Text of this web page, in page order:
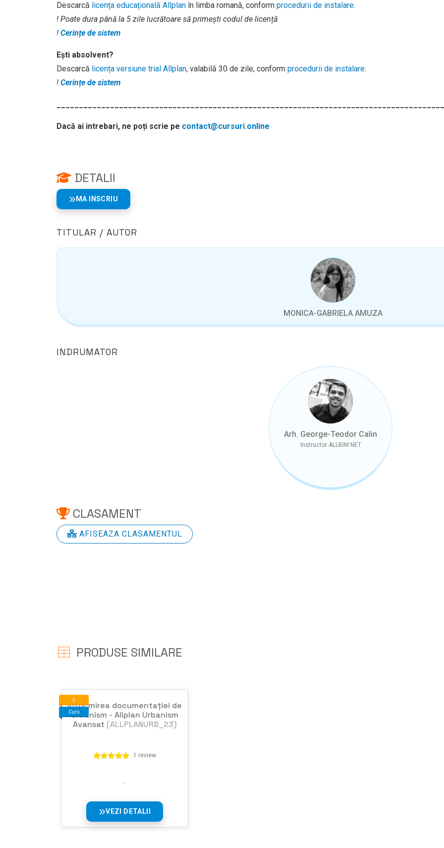
Descarcă licența educațională Allplan în limba romană, conform procedurii de instalare.
! Poate dura până la 5 zile lucrătoare să primești codul de licență
! Cerințe de sistem
Ești absolvent?
Descarcă licența versiune trial Allplan, valabilă 30 de zile, conform procedurii de instalare.
! Cerințe de sistem
Dacă ai intrebari, ne poți scrie pe contact@cursuri.online
DETALII
MA INSCRIU
TITULAR / AUTOR
MONICA-GABRIELA AMUZA
INDRUMATOR
Arh. George-Teodor Calin
Instructor ALLBIM NET
CLASAMENT
AFISEAZA CLASAMENTUL
PRODUSE SIMILARE
5
Curs
Întocmirea documentației de
urbanism - Allplan Urbanism
Avansat (ALLPLANURB_23)
1 review
VEZI DETALII